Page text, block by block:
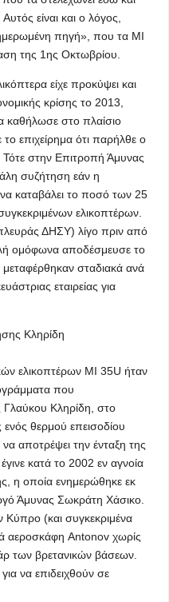
είναι και ο λόγος,
πηγή», που τα MI
της 1ης Οκτωβρίου.
είχε προκύψει και
κρίσης το 2013,
καθήλωσε στο πλαίσιο
επιχείρημα ότι παρήλθε ο
στην Επιτροπή Άμυνας
συζήτηση εάν η
καταβάλει το ποσό των 25
ελικοπτέρων.
ΔΗΣΥ) λίγο πριν από
ομόφωνα αποδέσμευσε το
μεταφέρθηκαν σταδιακά ανά
εταιρείας για
Κληρίδη
ελικοπτέρων MI 35U ήταν
που
Γλαύκου Κληρίδη, στο
θερμού επεισοδίου
αποτρέψει την ένταξη της
κατά το 2002 εν αγνοία
η οποία ενημερώθηκε εκ
Άμυνας Σωκράτη Χάσικο.
Κύπρο (και συγκεκριμένα
αεροσκάφη Antonov χωρίς
των βρετανικών βάσεων.
να επιδειχθούν σε